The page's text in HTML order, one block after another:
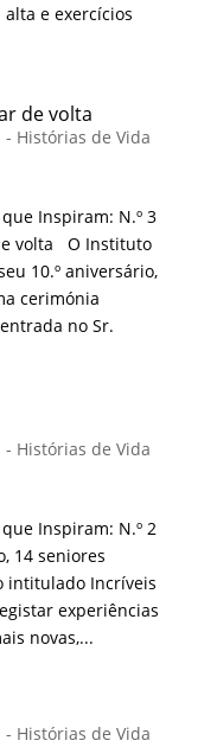
e exercícios
de volta
- Histórias de Vida
Inspiram: N.º 3
volta O Instituto
10.º aniversário,
cerimónia
no Sr.
- Histórias de Vida
Inspiram: N.º 2
14 seniores
intitulado Incríveis
experiências
novas,...
- Histórias de Vida